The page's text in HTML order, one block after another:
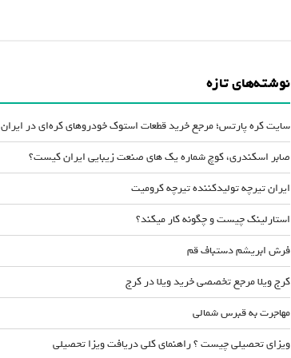
نوشته‌های تازه
سایت کره پارتس؛ مرجع خرید قطعات استوک خودروهای کره‌ای در ایران
صابر اسکندری، کوچ شماره یک های صنعت زیبایی ایران کیست؟
ایران تیرچه تولیدکننده تیرچه کرومیت
استارلینک چیست و چگونه کار میکند؟
فرش ابریشم دستباف قم
کرج ویلا مرجع تخصصی خرید ویلا در کرج
مهاجرت به قبرس شمالی
ویزای تحصیلی چیست ؟ راهنمای کلی دریافت ویزا تحصیلی